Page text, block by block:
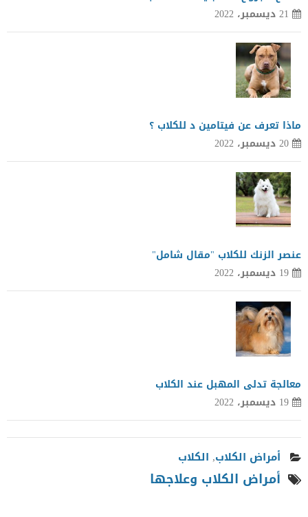
21 ديسمبر، 2022
ماذا تعرف عن فيتامين د للكلاب ؟
20 ديسمبر، 2022
عنصر الزنك للكلاب "مقال شامل"
19 ديسمبر، 2022
معالجة تدلى المهبل عند الكلاب
19 ديسمبر، 2022
أمراض الكلاب, الكلاب
أمراض الكلاب وعلاجها